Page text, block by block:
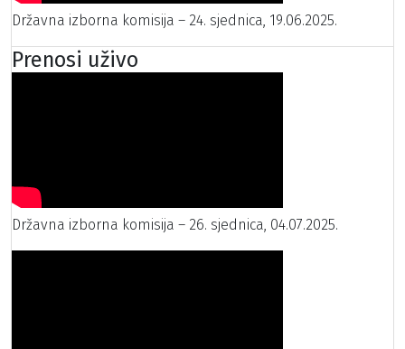
Državna izborna komisija – 24. sjednica, 19.06.2025.
Prenosi uživo
Državna izborna komisija – 26. sjednica, 04.07.2025.